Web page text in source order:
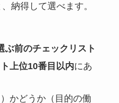
納得して選べます。
ぶ前のチェックリスト
上位10番目以内にあ
かどうか（目的の働